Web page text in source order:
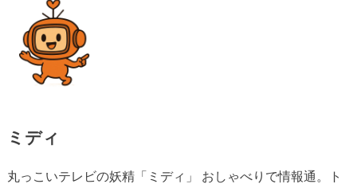
ミディ
丸っこいテレビの妖精「ミディ」 おしゃべりで情報通。ト